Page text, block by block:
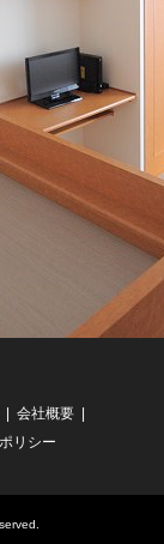
会社概要
リシー